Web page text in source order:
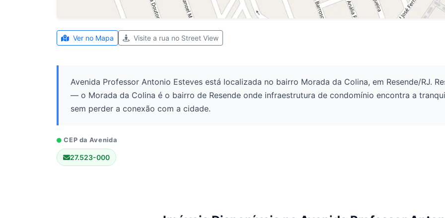
Ver no Mapa Visite a rua no Street View
Avenida Professor Antonio Esteves está localizada no bairro Morada da Colina, em Resende/RJ.
— o Morada da Colina é o bairro de Resende onde infraestrutura de condomínio encontra a
sem perder a conexão com a cidade.
CEP da Avenida
27.523-000